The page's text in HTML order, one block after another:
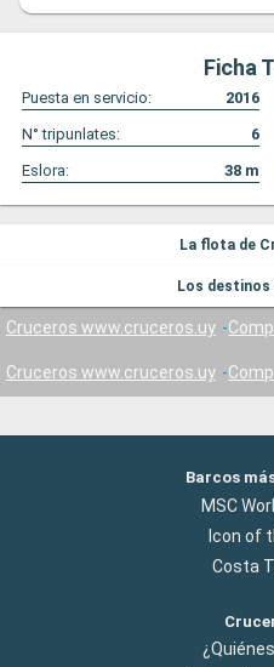
Ficha
Puesta en servicio: 2016
N° tripunlates:
6
Eslora:
38 m
La flota de
Los destinos
Cruceros www.cruceros.uy
Cruceros www.cruceros.uy
Barcos
MSC
Icon of
Costa